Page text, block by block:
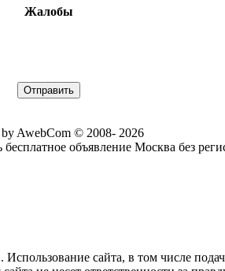
Жалобы
by AwebCom © 2008- 2026
бесплатное объявление Москва без
сайта, в том числе